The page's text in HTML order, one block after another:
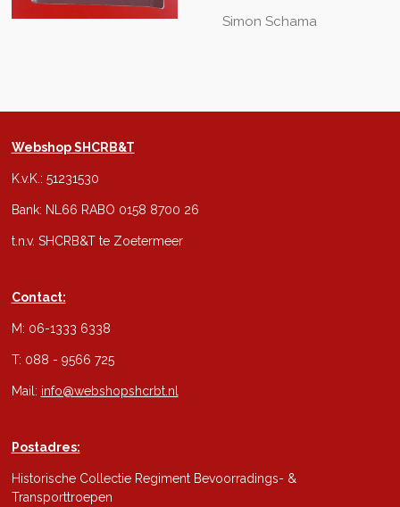
Simon Schama
Webshop SHCRB&T
K.v.K.: 51231530
Bank: NL66 RABO 0158 8700 26
t.n.v. SHCRB&T te Zoetermeer
Contact:
M: 06-1333 6338
T: 088 - 9566 725
Mail: info@webshopshcrbt.nl
Postadres:
Historische Collectie Regiment Bevoorradings- &
Transporttroepen